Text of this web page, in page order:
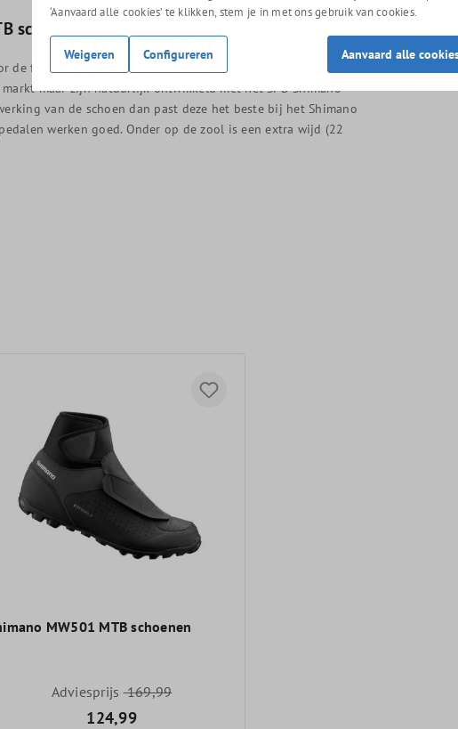
schoenen
de fanatieke/wedstrijd georiënteerde mountainbiker. De
maar zijn natuurlijk ontwikkeld met het SPD Shimano
van de schoen dan past deze het beste bij het Shimano
werken goed. Onder op de zool is een extra wijd (22
MW501 MTB schoenen
Adviesprijs169,99
124,99
‘Aanvaard alle cookies’ te klikken, stem je in met ons gebruik van cookies.
Weigeren Configureren Aanvaard alle